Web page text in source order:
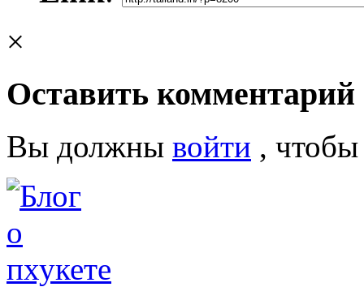
×
Оставить комментарий
Вы должны войти ,